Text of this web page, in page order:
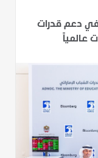
دعم قدرات
عالمياً